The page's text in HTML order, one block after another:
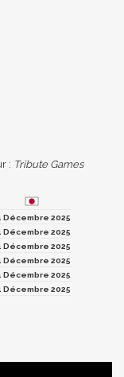
: Tribute Games
Décembre 2025
Décembre 2025
Décembre 2025
Décembre 2025
Décembre 2025
Décembre 2025